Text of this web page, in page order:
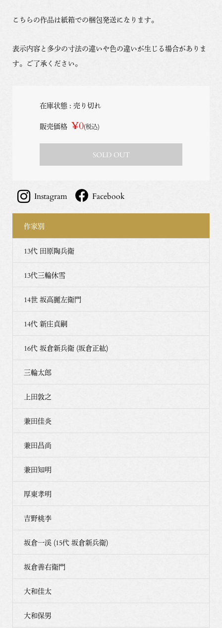
こちらの作品は紙箱での梱包発送になります。
表示内容と多少の寸法の違いや色の違いが生じる場合がありま
す。ご了承ください。
在庫状態 : 売り切れ
販売価格 ¥0(税込)
SOLD OUT
Instagram Facebook
作家別
13代 田原陶兵衛
13代三輪休雪
14世 坂高麗左衛門
14代 新庄貞嗣
16代 坂倉新兵衛 (坂倉正紘)
三輪太郎
上田敦之
兼田佳炎
兼田昌尚
兼田知明
厚東孝明
吉野桃李
坂倉一渓 (15代 坂倉新兵衛)
坂倉善右衛門
大和佳太
大和保男